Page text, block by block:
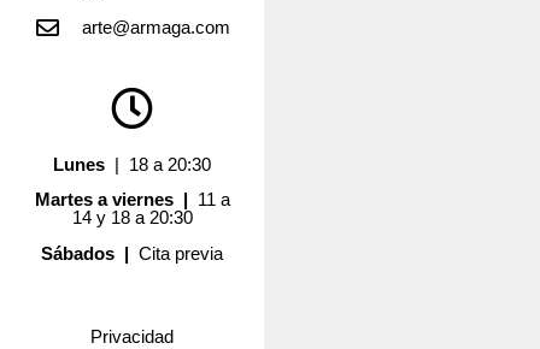
arte@armaga.com
Lunes | 18 a 20:30
Martes a viernes | 11 a
14 y 18 a 20:30
Sábados |Cita previa
Privacidad